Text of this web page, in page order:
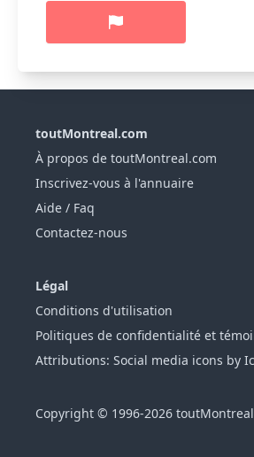
toutMontreal.com
À propos de toutMontreal.com
Inscrivez-vous à l'annuaire
Aide / Faq
Contactez-nous
Légal
Conditions d'utilisation
Politiques de confidentialité et
Attributions: Social media icons by
Copyright © 1996-2026